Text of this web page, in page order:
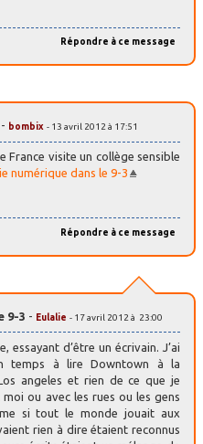
Répondre à ce message
- bombix - 13 avril 2012 à 17:51
France visite un collège sensible
numérique dans le 9-3
Répondre à ce message
9-3 - Eulalie - 17 avril 2012 à 23:00
essayant d’être un écrivain. J’ai
temps à lire Downtown à la
angeles et rien de ce que je
ou avec les rues ou les gens
si tout le monde jouait aux
rien à dire étaient reconnus